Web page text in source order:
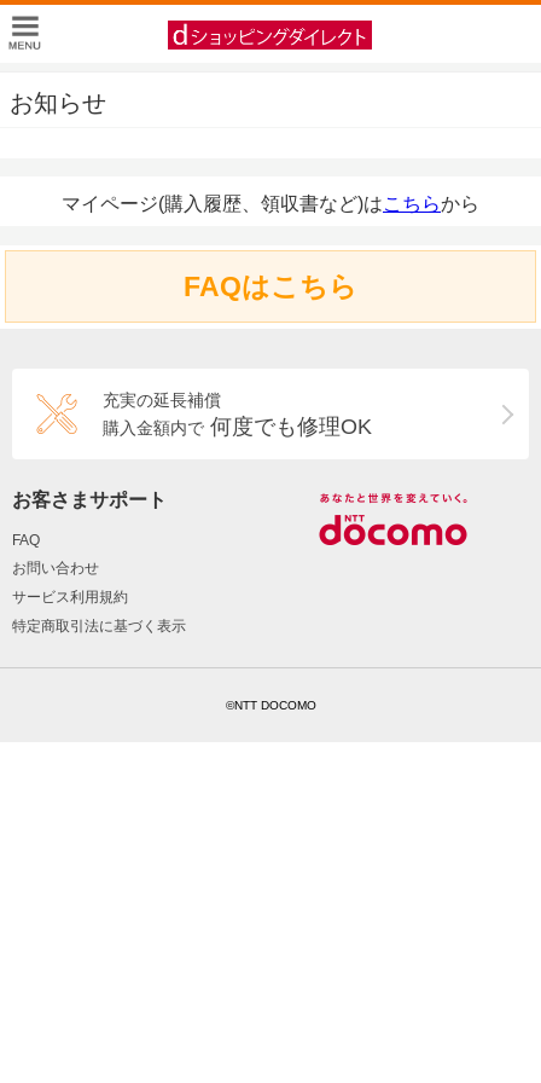
お知らせ
マイページ(購入履歴、領収書など)はこちらから
FAQはこちら
充実の延長補償
購入金額内で 何度でも修理OK
お客さまサポート
FAQ
お問い合わせ
サービス利用規約
特定商取引法に基づく表示
©NTT DOCOMO